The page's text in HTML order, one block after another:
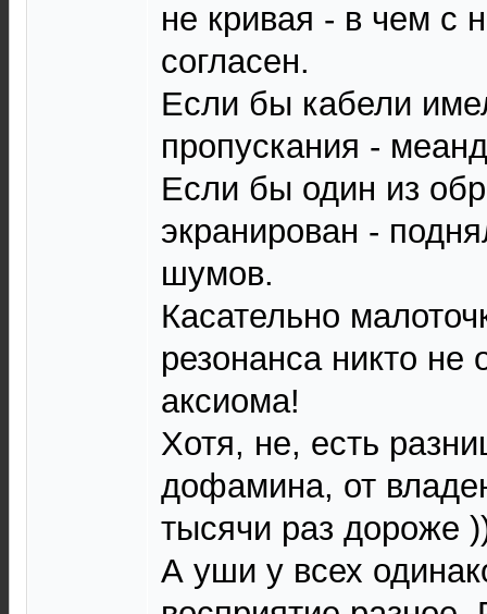
не кривая - в чем с
согласен.
Если бы кабели
пропускания -
Если бы один из
экранирован -
шумов.
Касательно
резонанса никто не
аксиома!
Хотя, не, есть
дофамина, от
тысячи раз дороже
А уши у всех